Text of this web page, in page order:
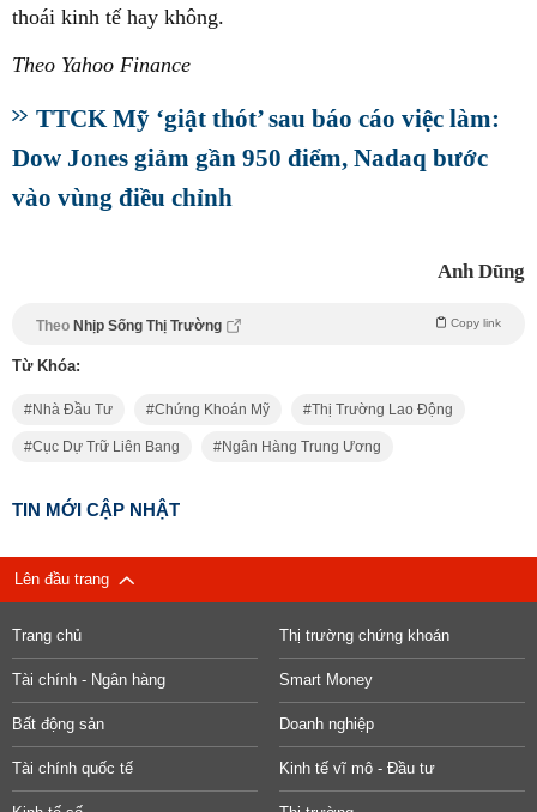
thoái kinh tế hay không.
Theo Yahoo Finance
TTCK Mỹ ‘giật thót’ sau báo cáo việc làm:
Dow Jones giảm gần 950 điểm, Nadaq bước
vào vùng điều chỉnh
Anh Dũng
Theo Nhịp Sống Thị Trường Copy link
Từ Khóa:
Nhà Đầu Tư Chứng Khoán Mỹ Thị Trường Lao Động
Cục Dự Trữ Liên Bang Ngân Hàng Trung Ương
TIN MỚI CẬP NHẬT
Lên đầu trang
Trang chủ Thị trường chứng khoán
Tài chính - Ngân hàng Smart Money
Bất động sản Doanh nghiệp
Tài chính quốc tế Kinh tế vĩ mô - Đầu tư